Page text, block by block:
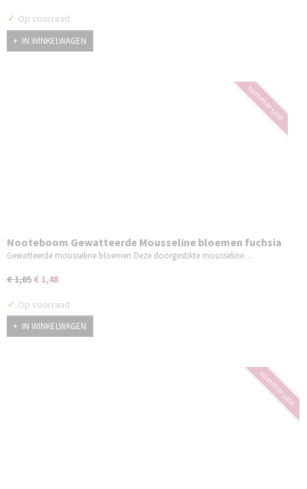
✓ Op voorraad
IN WINKELWAGEN
summer sale
Nooteboom Gewatteerde Mousseline bloemen fuchsia
Gewatteerde mousseline bloemen Deze doorgestikte mousseline…
€ 1,85€ 1,48
✓ Op voorraad
IN WINKELWAGEN
summer sale